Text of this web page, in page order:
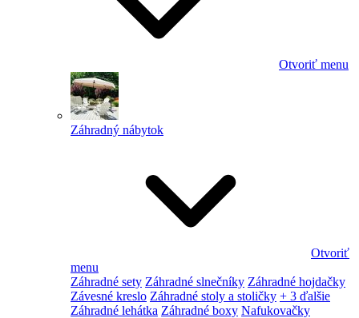
Otvoriť menu
Záhradný nábytok
Otvoriť
menu
Záhradné sety Záhradné slnečníky Záhradné hojdačky
Závesné kreslo Záhradné stoly a stoličky + 3 ďalšie
Záhradné lehátka Záhradné boxy Nafukovačky